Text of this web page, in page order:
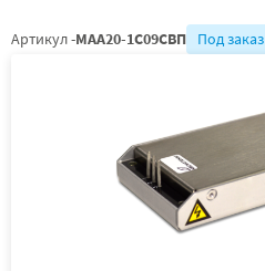
Артикул -МАА20-1С09СВП Под заказ